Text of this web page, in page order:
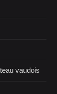
vaudois